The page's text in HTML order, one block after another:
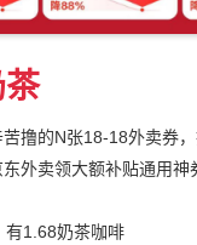
撸的N张18-18外卖券
外卖领大额补贴通用神
有1.68奶茶咖啡